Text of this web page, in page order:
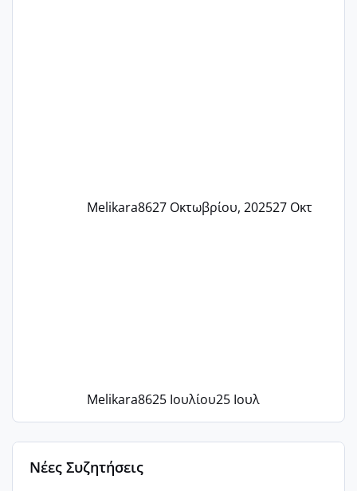
Melikara8627 Οκτωβρίου, 202527 Οκτ
Melikara8625 Ιουλίου25 Ιουλ
Νέες Συζητήσεις